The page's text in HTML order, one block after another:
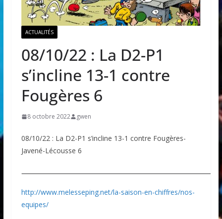
ACTUALITÉS
08/10/22 : La D2-P1
s’incline 13-1 contre
Fougères 6
8 octobre 2022 gwen
08/10/22 : La D2-P1 s’incline 13-1 contre Fougères-
Javené-Lécousse 6
http://www.melesseping.net/la-saison-en-chiffres/nos-
equipes/